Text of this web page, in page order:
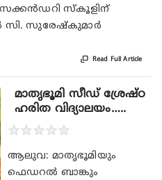
സ്കൂളിന്
സി. സുരേഷ്‌കുമാർ
 Read Full Article
മാതൃഭൂമി സീഡ് ശ്രേഷ്ഠ
ഹരിത വിദ്യാലയം…..
★★★★★
ആലുവ: മാതൃഭൂമിയും
ഫെഡറല്‍ ബാങ്കും